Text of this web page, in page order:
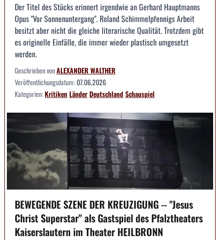
Der Titel des Stücks erinnert irgendwie an Gerhard Hauptmanns
Opus "Vor Sonnenuntergang". Roland Schimmelpfennigs Arbeit
besitzt aber nicht die gleiche literarische Qualität. Trotzdem gibt
es originelle Einfälle, die immer wieder plastisch umgesetzt
werden.
Geschrieben vonALEXANDER WALTHER
Veröffentlichungsdatum:07.06.2026
Kategorien:KritikenLänderDeutschlandSchauspiel
BEWEGENDE SZENE DER KREUZIGUNG -- "Jesus
Christ Superstar" als Gastspiel des Pfalztheaters
Kaiserslautern im Theater HEILBRONN